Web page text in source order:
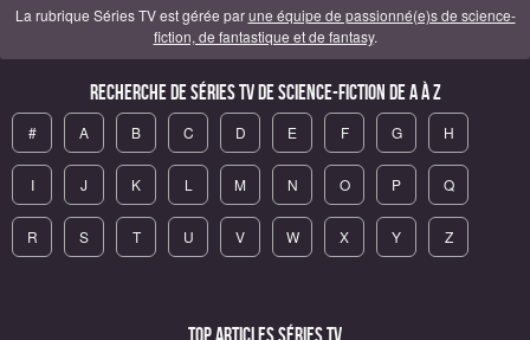
La rubrique Séries TV est gérée parune équipe de passionné(e)s de science-
fiction, de fantastique et de fantasy.
Recherche de Séries TV de science-fiction de A à Z
# A B C D E F G H
I J K L M N O P Q
R S T U V W X Y Z